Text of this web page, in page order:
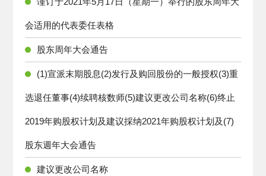
会适用的代表委任表格
股东周年大会通告
(1)宣派末期股息(2)发行及购回股份的一般授权(3)重
选退任董事(4)续聘核数师(5)建议更改公司名称(6)终止
2019年购股权计划及建议採纳2021年购股权计划及(7)
股东週年大会通告
建议更改公司名称